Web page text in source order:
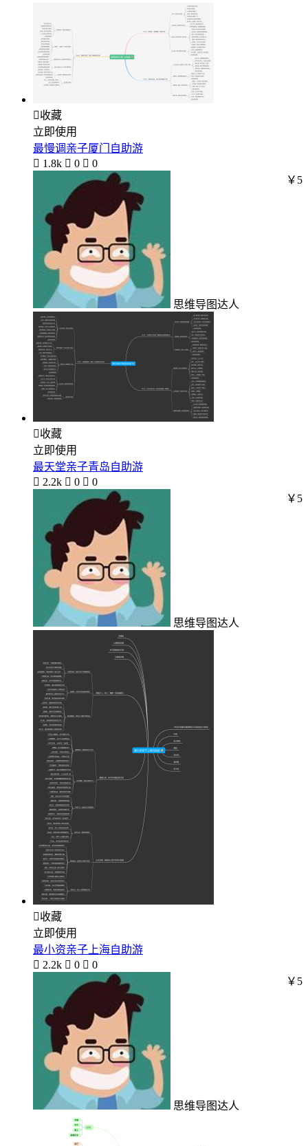
收藏
立即使用
最慢调亲子厦门自助游
 1.8k  0  0
思维导图达人
￥5
收藏
立即使用
最天堂亲子青岛自助游
 2.2k  0  0
思维导图达人
￥5
收藏
立即使用
最小资亲子上海自助游
 2.2k  0  0
思维导图达人
￥5